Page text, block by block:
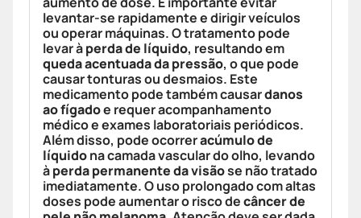
levantar-se rapidamente e dirigir veículos
ou operar máquinas. O tratamento pode
levar àperda de líquido, resultando em
queda acentuada da pressão, o que pode
causar tonturas ou desmaios. Este
medicamento pode também causardanos
ao fígadoe requer acompanhamento
médico e exames laboratoriais periódicos.
Além disso, pode ocorreracúmulo de
líquidona camada vascular do olho, levando
àperda permanente da visãose não tratado
imediatamente. O uso prolongado com altas
doses pode aumentar o risco decâncer de